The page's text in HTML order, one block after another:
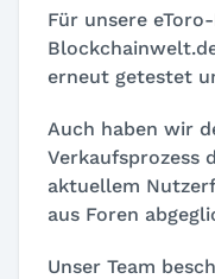
Für unsere
erneut getestet
Auch haben wir
Verkaufsprozess
aktuellem
aus Foren
Unser Team